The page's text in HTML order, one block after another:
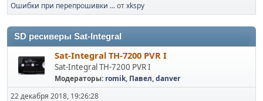
Ошибки при перепрошивки ...отxkspy
SD ресиверы Sat-Integral
Sat-Integral TH-7200 PVR I
Sat-Integral TH-7200 PVR I
Модераторы: romik, Павел,danver
22 декабря 2018, 19:26:28